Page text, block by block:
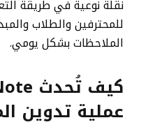
نقلة نوعية في طريقة
للمحترفين والطلاب
الملاحظات بشكل يومي.
عملية تدوين